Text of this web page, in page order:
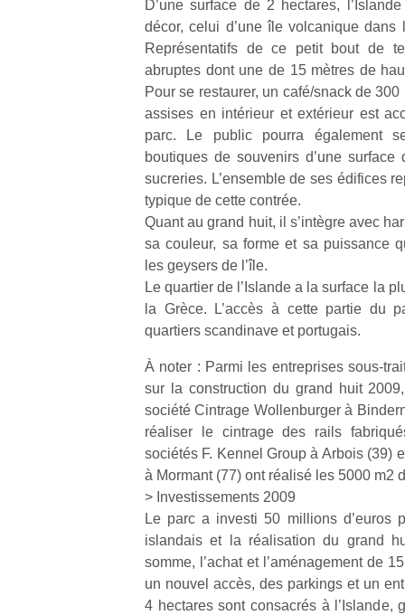
D’une surface de 2 hectares,
décor, celui d’une île volcanique
Représentatifs de ce petit bout de
abruptes dont une de 15 mètres de
Pour se restaurer, un café/snack de
assises en intérieur et extérieur est
parc. Le public pourra également
boutiques de souvenirs d’une
sucreries. L’ensemble de ses édifices
typique de cette contrée.
Quant au grand huit, il s’intègre avec
sa couleur, sa forme et sa puissance
les geysers de l’île.
Le quartier de l’Islande a la surface la
la Grèce. L’accès à cette partie du
quartiers scandinave et portugais.
À noter : Parmi les entreprises sous-
sur la construction du grand huit
société Cintrage Wollenburger à
réaliser le cintrage des rails
sociétés F. Kennel Group à Arbois (39)
à Mormant (77) ont réalisé les 5000 m2
> Investissements 2009
Le parc a investi 50 millions d’euros
islandais et la réalisation du grand
somme, l’achat et l’aménagement de
un nouvel accès, des parkings et un
4 hectares sont consacrés à l’Islande,
NextGen,
une
nouvelle
trottinette
mécanique
Beeper
Les
débordent
souvent
d’énergie.
Varier les
occupations
n’est pas
toujours
Conjuguer
divertissement,
physique
ou
apprentissage…
Des
trampolines
pour les
grands et
les petits !
Durant les
vacances
et avec le
retour des
beaux
l’occasion
rêvée
pour les
de…